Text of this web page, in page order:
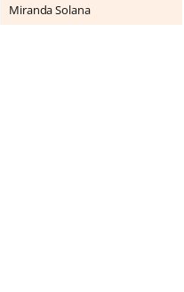
Miranda Solana